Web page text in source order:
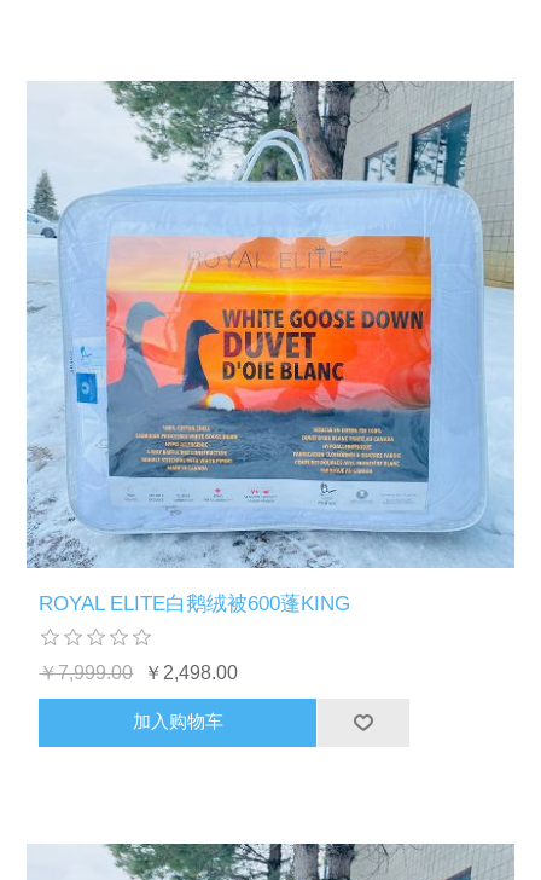
ROYAL ELITE白鹅绒被600蓬KING
￥7,999.00 ￥2,498.00
加入购物车